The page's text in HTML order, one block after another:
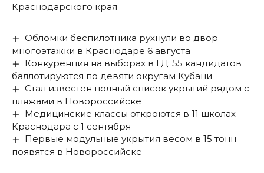
Краснодарского края
Обломки беспилотника рухнули во двор
многоэтажки в Краснодаре 6 августа
Конкуренция на выборах в ГД: 55 кандидатов
баллотируются по девяти округам Кубани
Стал известен полный список укрытий рядом с
пляжами в Новороссийске
Медицинские классы откроются в 11 школах
Краснодара с 1 сентября
Первые модульные укрытия весом в 15 тонн
появятся в Новороссийске